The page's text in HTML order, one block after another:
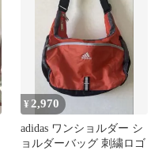
¥ 2,970
adidas ワンショルダー シ
ョルダーバッグ 刺繍ロゴ